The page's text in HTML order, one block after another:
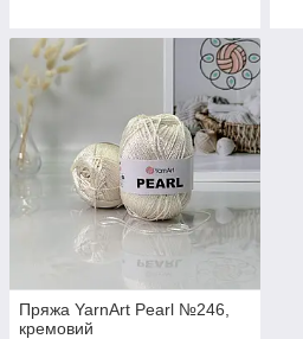
Пряжа YarnArt Pearl №246,
кремовий